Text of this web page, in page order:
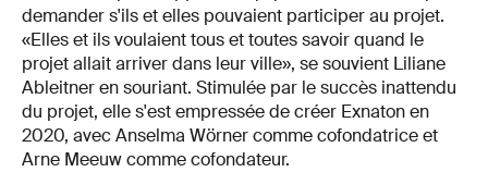
demander s'ils et elles pouvaient participer au projet.
«Elles et ils voulaient tous et toutes savoir quand le
projet allait arriver dans leur ville», se souvient Liliane
Ableitner en souriant. Stimulée par le succès inattendu
du projet, elle s'est empressée de créer Exnaton en
2020, avec Anselma Wörner comme cofondatrice et
Arne Meeuw comme cofondateur.